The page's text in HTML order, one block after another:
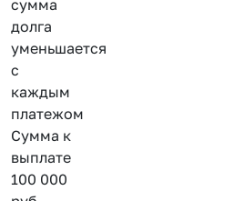
сумма
долга
уменьшается
с
каждым
платежом
Сумма к
выплате
100 000